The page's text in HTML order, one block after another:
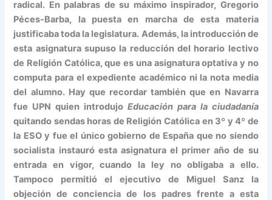
radical. En palabras de su máximo inspirador, Gregorio
Péces-Barba, la puesta en marcha de esta materia
justificaba toda la legislatura. Además, la introducción de
esta asignatura supuso la reducción del horario lectivo
de Religión Católica, que es una asignatura optativa y no
computa para el expediente académico ni la nota media
del alumno. Hay que recordar también que en Navarra
fue UPN quien introdujo Educación para la ciudadanía
quitando sendas horas de Religión Católica en 3º y 4º de
la ESO y fue el único gobierno de España que no siendo
socialista instauró esta asignatura el primer año de su
entrada en vigor, cuando la ley no obligaba a ello.
Tampoco permitió el ejecutivo de Miguel Sanz la
objeción de conciencia de los padres frente a esta